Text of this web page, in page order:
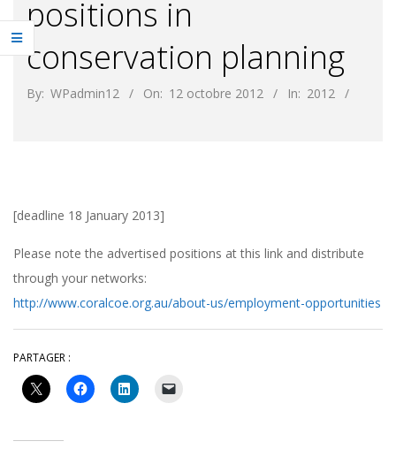
positions in
conservation planning
By: WPadmin12 On: 12 octobre 2012 In: 2012
[deadline 18 January 2013]
Please note the advertised positions at this link and distribute
through your networks:
http://www.coralcoe.org.au/about-us/employment-opportunities
PARTAGER :